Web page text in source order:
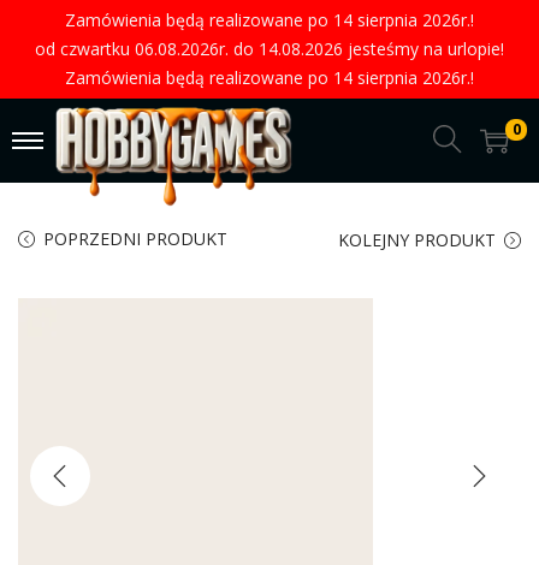
Zamówienia będą realizowane po 14 sierpnia 2026r.!
od czwartku 06.08.2026r. do 14.08.2026 jesteśmy na urlopie!
Zamówienia będą realizowane po 14 sierpnia 2026r.!
0
POPRZEDNI PRODUKT KOLEJNY PRODUKT